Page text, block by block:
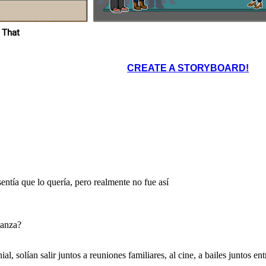
reconocer una relación afectiva saludable.
Cuando estas en una relación afectiva
saludable, tienes tiempo para disfrutar con tus
solucionan sus problemas conversando. No te
That
CREATE A STORYBOARD!
que lo quería, pero realmente no fue así
solían salir juntos a reuniones familiares, al cine, a bailes juntos